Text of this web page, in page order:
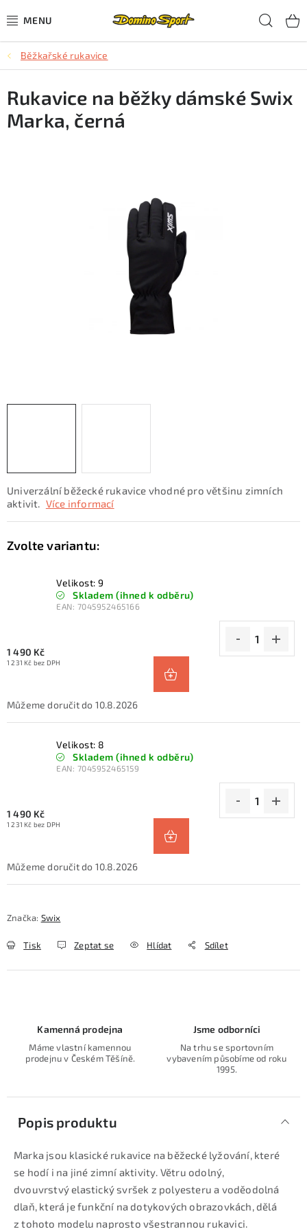
na
CYKLISTIKA
SJEZDOVÉ LYŽOVÁNÍ
SKIALPOVÉ LYŽOVÁNÍ
CYKLO Servis
Běžkařské rukavice
Univerzální běžecké rukavice vhodné pro většinu zimních
aktivit. Více informací
Velikost: 9
Skladem (ihned k odběru)
EAN: 7045952465166
1 490 Kč
1 231 Kč bez DPH
10.8.2026
Velikost: 8
Skladem (ihned k odběru)
EAN: 7045952465159
1 490 Kč
1 231 Kč bez DPH
10.8.2026
Značka: Swix
Tisk Zeptat se Hlídat Sdílet
Rukavice na běžky dámské Swix
Marka, černá
Kamenná prodejna
Máme vlastní kamennou
prodejnu v Českém Těšíně.
Jsme odborníci
Na trhu se sportovním
vybavením působíme od roku
1995.
Popis produktu
Marka jsou klasické rukavice na běžecké lyžování, které
se hodí i na jiné zimní aktivity. Větru odolný,
dvouvrstvý elastický svršek z polyesteru a voděodolná
dlaň, která je funkční na dotykových obrazovkách, dělá
z tohoto modelu naprosto všestrannou rukavici.